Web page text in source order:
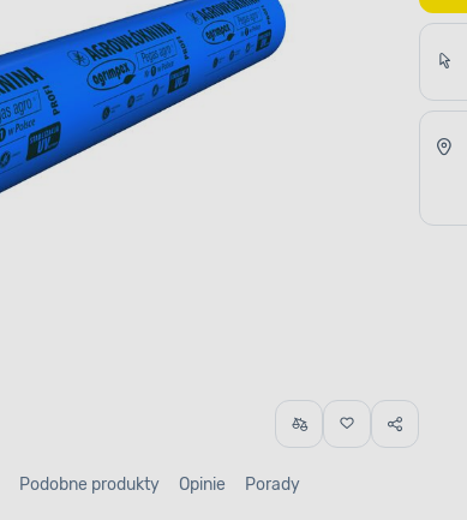
Podobne produkty Opinie Porady